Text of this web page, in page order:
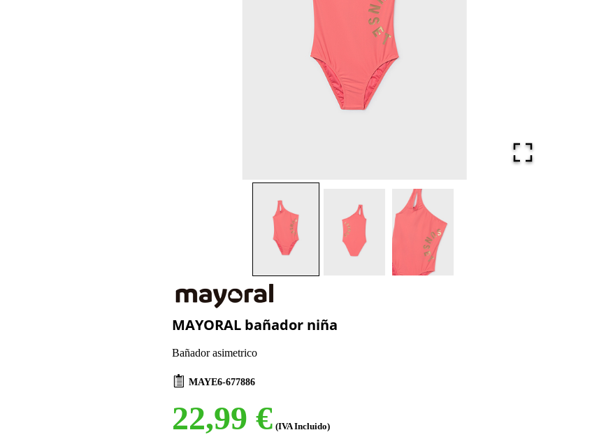
MAYORAL bañador niña
Bañador asimetrico
MAYE6-677886
22,99 € (IVA Incluido)